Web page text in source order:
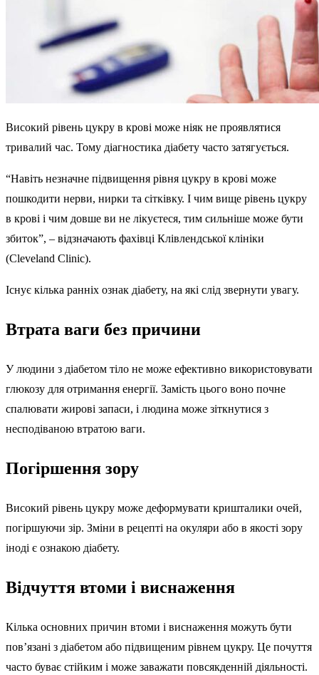
Високий рівень цукру в крові може ніяк не проявлятися
тривалий час. Тому діагностика діабету часто затягується.
“Навіть незначне підвищення рівня цукру в крові може
пошкодити нерви, нирки та сітківку. І чим вище рівень цукру
в крові і чим довше ви не лікуєтеся, тим сильніше може бути
збиток”, – відзначають фахівці Клівлендської клініки
(Cleveland Clinic).
Існує кілька ранніх ознак діабету, на які слід звернути увагу.
Втрата ваги без причини
У людини з діабетом тіло не може ефективно використовувати
глюкозу для отримання енергії. Замість цього воно почне
спалювати жирові запаси, і людина може зіткнутися з
несподіваною втратою ваги.
Погіршення зору
Високий рівень цукру може деформувати кришталики очей,
погіршуючи зір. Зміни в рецепті на окуляри або в якості зору
іноді є ознакою діабету.
Відчуття втоми і виснаження
Кілька основних причин втоми і виснаження можуть бути
пов’язані з діабетом або підвищеним рівнем цукру. Це почуття
часто буває стійким і може заважати повсякденній діяльності.